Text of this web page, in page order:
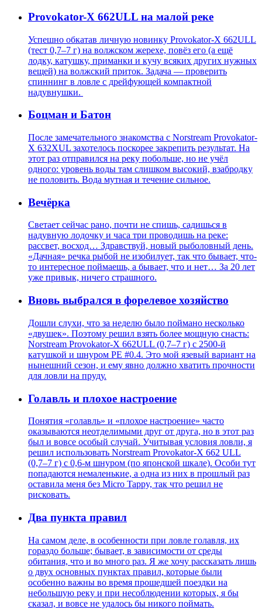
Provokator-X 662ULL на малой реке
Успешно обкатав личную новинку Provokator-X 662ULL
(тест 0,7–7 г) на волжском жерехе, повёз его (а ещё
лодку, катушку, приманки и кучу всяких других нужных
вещей) на волжский приток. Задача — проверить
спиннинг в ловле с дрейфующей компактной
надувнушки.
Боцман и Батон
После замечательного знакомства с Norstream Provokator-
X 632XUL захотелось поскорее закрепить результат. На
этот раз отправился на реку побольше, но не учёл
одного: уровень воды там слишком высокий, взабродку
не половить. Вода мутная и течение сильное.
Вечёрка
Светает сейчас рано, почти не спишь, садишься в
надувную лодочку и часа три проводишь на реке:
рассвет, восход… Здравствуй, новый рыболовный день.
«Дачная» речка рыбой не изобилует, так что бывает, что-
то интересное поймаешь, а бывает, что и нет… За 20 лет
уже привык, ничего страшного.
Вновь выбрался в форелевое хозяйство
Дошли слухи, что за неделю было поймано несколько
«двушек». Поэтому решил взять более мощную снасть:
Norstream Provokator-X 662ULL (0,7–7 г) с 2500-й
катушкой и шнуром PE #0.4. Это мой язевый вариант на
нынешний сезон, и ему явно должно хватить прочности
для ловли на пруду.
Голавль и плохое настроение
Понятия «голавль» и «плохое настроение» часто
оказываются неотделимыми друг от друга, но в этот раз
был и вовсе особый случай. Учитывая условия ловли, я
решил использовать Norstream Provokator-X 662 ULL
(0,7–7 г) с 0,6-м шнуром (по японской шкале). Особи тут
попадаются немаленькие, а одна из них в прошлый раз
оставила меня без Micro Tappy, так что решил не
рисковать.
Два пункта правил
На самом деле, в особенности при ловле голавля, их
гораздо больше; бывает, в зависимости от среды
обитания, что и во много раз. Я же хочу рассказать лишь
о двух основных пунктах правил, которые были
особенно важны во время прошедшей поездки на
небольшую реку и при несоблюдении которых, я бы
сказал, и вовсе не удалось бы никого поймать.